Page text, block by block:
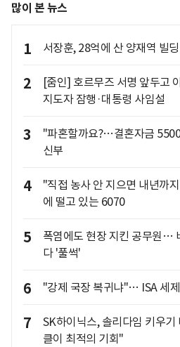
많이 본 뉴스
1 서장훈, 28억에 산 양재역 빌
2
[줌인] 호르무즈 서명 앞두고
지도자 잠행·대통령 사임설
3
"파혼할까요?…결혼자금
신부
4
"직접 농사 안 지으면 내년까
에 떨고 있는 6070
5
폭염에도 현장 지킨 공무원…
다 '풀썩'
6 "강제 국장 복귀냐"… ISA 세
7
SK하이닉스, 솔리다임 키우
클이 최적의 기회"